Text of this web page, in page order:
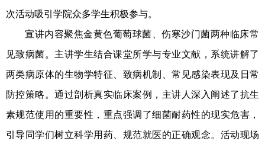
次活动吸引学院众多学生积极参与。
宣讲内容聚焦金黄色葡萄球菌、伤寒沙门菌两种临床常
见致病菌。 主讲学生结合课堂所学与专业文献，系统讲解了
两类病原体的生物学特征、致病机制、常见感染表现及日常
防控策略。通过剖析真实临床案例，主讲人深入阐述了抗生
素规范使用的重要性，重点强调了细菌耐药性的现实危害，
引导同学们树立科学用药、规范就医的正确观念。活动现场